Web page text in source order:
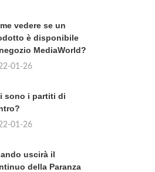
vedere se un
è disponibile
MediaWorld?
01-26
sono i partiti di
01-26
uscirà il
della Paranza